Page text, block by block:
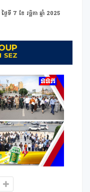
ថ្ងៃទី 7 ខែ វច្ឆិកា ឆ្នាំ 2025